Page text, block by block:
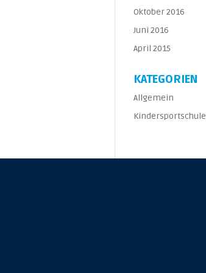
Oktober 2016
Juni 2016
April 2015
KATEGORIEN
Allgemein
Kindersportschule